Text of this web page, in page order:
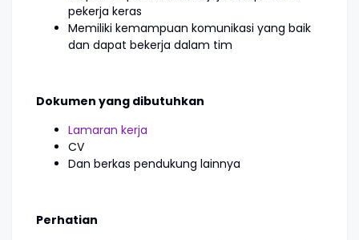
pekerja keras
Memiliki kemampuan komunikasi yang baik
dan dapat bekerja dalam tim
Dokumen yang dibutuhkan
Lamaran kerja
CV
Dan berkas pendukung lainnya
Perhatian